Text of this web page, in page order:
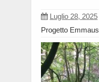
Luglio 28, 2025
Progetto Emmaus